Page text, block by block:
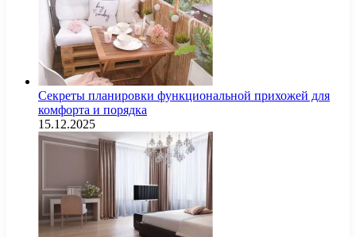
Секреты планировки функциональной прихожей для
комфорта и порядка
15.12.2025